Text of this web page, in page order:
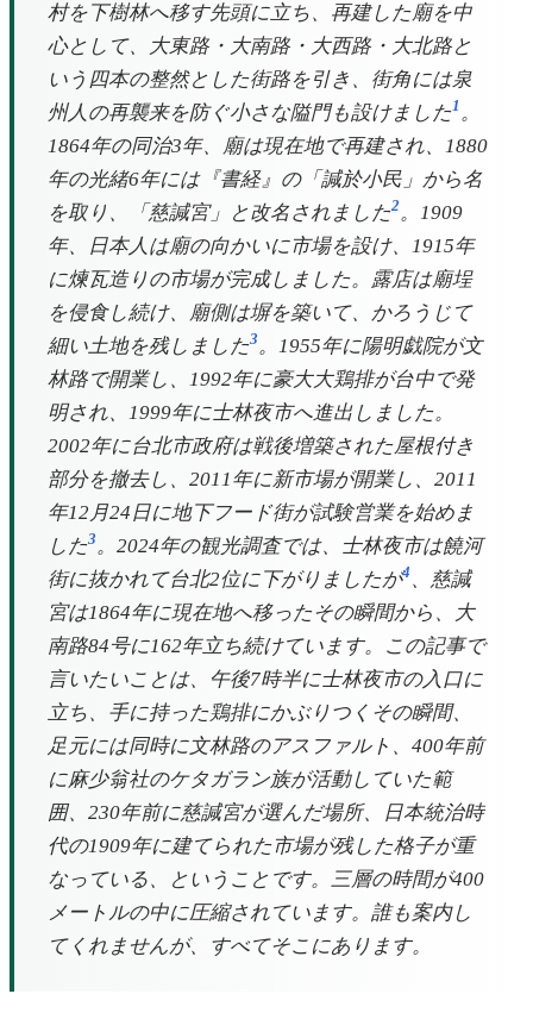
村を下樹林へ移す先頭に立ち、再建した廟を中
心として、大東路・大南路・大西路・大北路と
いう四本の整然とした街路を引き、街角には泉
州人の再襲来を防ぐ小さな隘門も設けました1 。
1864年の同治3年、廟は現在地で再建され、1880
年の光緒6年には『書経』の「諴於小民」から名
を取り、「慈諴宮」と改名されました2。1909
年、日本人は廟の向かいに市場を設け、1915年
に煉瓦造りの市場が完成しました。露店は廟埕
を侵食し続け、廟側は塀を築いて、かろうじて
細い土地を残しました3。1955年に陽明戯院が文
林路で開業し、1992年に豪大大鶏排が台中で発
明され、1999年に士林夜市へ進出しました。
2002年に台北市政府は戦後増築された屋根付き
部分を撤去し、2011年に新市場が開業し、2011
年12月24日に地下フード街が試験営業を始めま
した3。2024年の観光調査では、士林夜市は饒河
街に抜かれて台北2位に下がりましたが4 、慈諴
宮は1864年に現在地へ移ったその瞬間から、大
南路84号に162年立ち続けています。この記事で
言いたいことは、午後7時半に士林夜市の入口に
立ち、手に持った鶏排にかぶりつくその瞬間、
足元には同時に文林路のアスファルト、400年前
に麻少翁社のケタガラン族が活動していた範
囲、230年前に慈諴宮が選んだ場所、日本統治時
代の1909年に建てられた市場が残した格子が重
なっている、ということです。三層の時間が400
メートルの中に圧縮されています。誰も案内し
てくれませんが、すべてそこにあります。